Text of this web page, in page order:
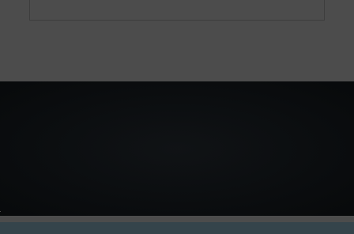
Stimmungsbeleuchtung und Radio),